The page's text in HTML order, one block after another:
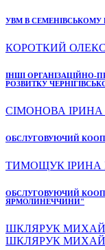
УВМ В СЕМЕНІВСЬКОМУ
КОРОТКИЙ
ІНШІ ОРГАНІЗАЦІЙНО-
РОЗВИТКУ
СІМОНОВА ІРИНА
ОБСЛУГОВУЮЧИЙ
ТИМОЩУК ІРИНА
ОБСЛУГОВУЮЧИЙ
ЯРМОЛИНЕЧЧИНИ"
ШКЛЯРУК
ШКЛЯРУК